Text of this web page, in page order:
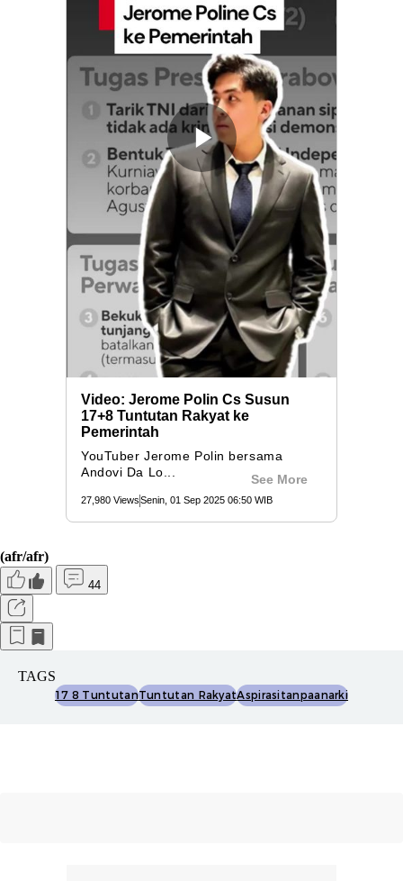
(afr/afr)
44
TAGS
17 8 TuntutanTuntutan RakyatAspirasitanpaanarki